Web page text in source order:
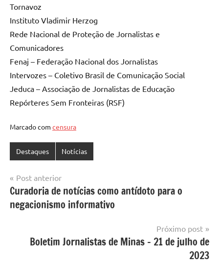
Tornavoz
Instituto Vladimir Herzog
Rede Nacional de Proteção de Jornalistas e
Comunicadores
Fenaj – Federação Nacional dos Jornalistas
Intervozes – Coletivo Brasil de Comunicação Social
Jeduca – Associação de Jornalistas de Educação
Repórteres Sem Fronteiras (RSF)
Marcado com censura
Destaques Notícias
Navegação
de
Post
Post anterior
Curadoria de notícias como antídoto para o
negacionismo informativo
Próximo post
Boletim Jornalistas de Minas – 21 de julho de
2023